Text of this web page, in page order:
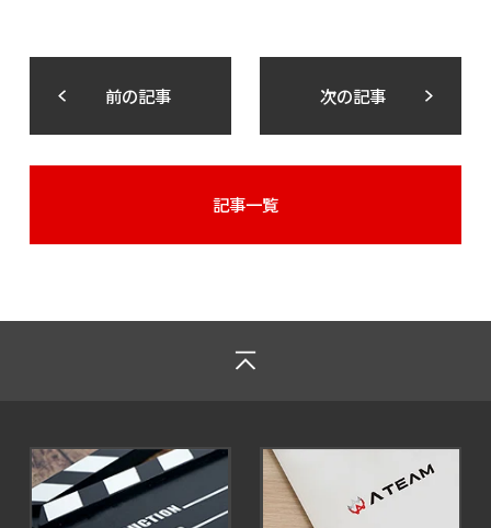
前の記事 次の記事
記事一覧